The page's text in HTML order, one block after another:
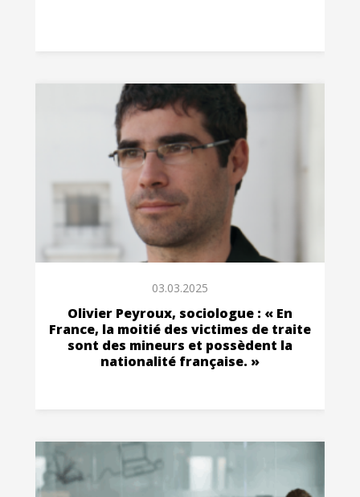
03.03.2025
Olivier Peyroux, sociologue : « En
France, la moitié des victimes de traite
sont des mineurs et possèdent la
nationalité française. »